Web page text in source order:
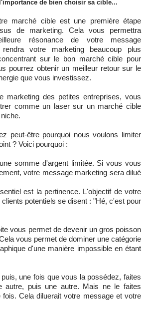
de bien choisir sa cible...
de marketing. Cela vous permettra
résonance de votre message
votre marketing beaucoup plus
sur le bon marché cible pour
pourrez obtenir un meilleur retour sur le
que vous investissez.
marketing des petites entreprises, vous
comme un laser sur un marché cible
peut-être pourquoi nous voulons limiter
? Voici pourquoi :
somme d'argent limitée. Si vous vous
votre message marketing sera dilué
est la pertinence. L'objectif de votre
potentiels se disent : "Hé, c'est pour
vous permet de devenir un gros poisson
vous permet de dominer une catégorie
d'une manière impossible en étant
une fois que vous la possédez, faites
autre, puis une autre. Mais ne le faites
fois. Cela diluerait votre message et votre